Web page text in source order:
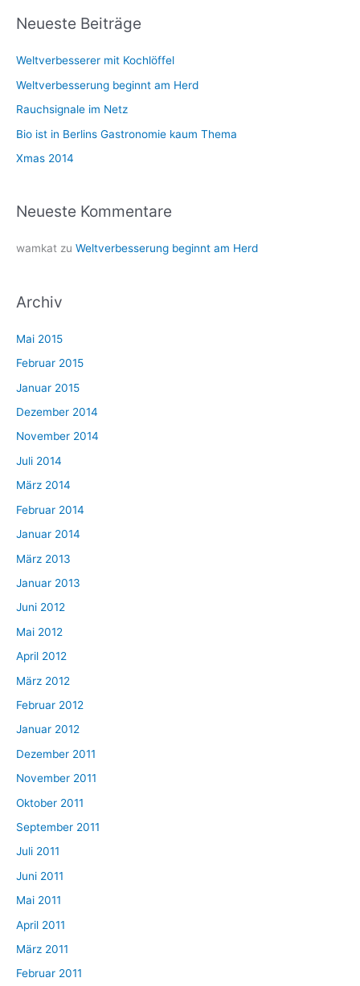
h
n
n
a
Neueste Beiträge
Weltverbesserer mit Kochlöffel
Weltverbesserung beginnt am Herd
Rauchsignale im Netz
Bio ist in Berlins Gastronomie kaum Thema
Xmas 2014
Neueste Kommentare
wamkat zu Weltverbesserung beginnt am Herd
Archiv
Mai 2015
Februar 2015
Januar 2015
Dezember 2014
November 2014
Juli 2014
März 2014
Februar 2014
Januar 2014
März 2013
Januar 2013
Juni 2012
Mai 2012
April 2012
März 2012
Februar 2012
Januar 2012
Dezember 2011
November 2011
Oktober 2011
September 2011
Juli 2011
Juni 2011
Mai 2011
April 2011
März 2011
Februar 2011